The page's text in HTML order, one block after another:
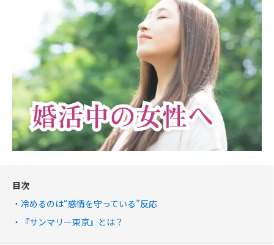
目次
冷めるのは“感情を守っている”反応
『サンマリー東京』とは？